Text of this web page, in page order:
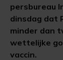
persbureau
dinsdag dat
minder dan
wettelijke
vaccin.